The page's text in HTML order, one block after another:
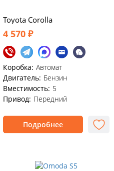
Toyota Corolla
4 570 ₽
Коробка: Автомат
Двигатель: Бензин
Вместимость: 5
Привод: Передний
Подробнее